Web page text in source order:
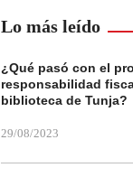
Lo más leído
¿Qué pasó con el
responsabilidad
biblioteca de Tunja?
29/08/2023